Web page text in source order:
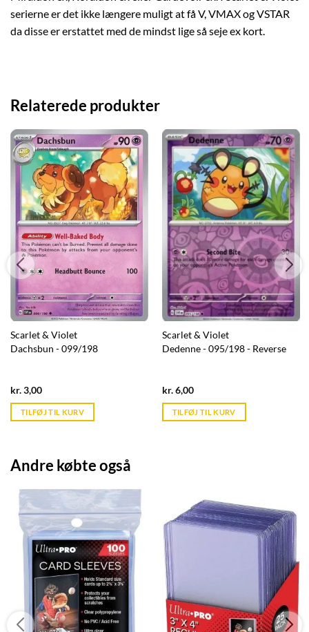
serierne er det ikke længere muligt at få V, VMAX og VSTAR
da disse er erstattet med de mindst lige så seje ex kort.
Relaterede produkter
Scarlet & Violet
Dachsbun - 099/198
kr.3,00Current
is:
kr. 39,95.
TILFØJ TIL KURV
Scarlet & Violet
Dedenne - 095/198 - Reverse
kr.6,00Current
is:
kr. 39,95.
TILFØJ TIL KURV
Andre købte også